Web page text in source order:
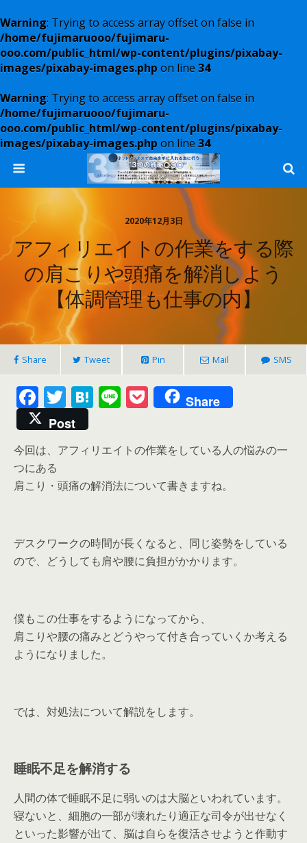
Warning: Trying to access array offset on false in
/home/fujimaruooo/fujimaru-
ooo.com/public_html/wp-content/plugins/pixabay-
images/pixabay-images.php on line 34
Warning: Trying to access array offset on false in
/home/fujimaruooo/fujimaru-
ooo.com/public_html/wp-content/plugins/pixabay-
images/pixabay-images.php on line 34
2020年12月3日
アフィリエイトの作業をする際
の肩こりや頭痛を解消しよう
【体調管理も仕事の内】
Share Tweet Pin Mail SMS
F
ac
e
b
o
T
w
itt
er
H
e
n
a
Li
e
P
ck
et
Share
Post
今回は、アフィリエイトの作業をしている人の悩みの一
つにある
肩こり・頭痛の解消法について書きますね。
デスクワークの時間が長くなると、同じ姿勢をしている
ので、どうしても肩や腰に負担がかかります。
僕もこの仕事をするようになってから、
肩こりや腰の痛みとどうやって付き合っていくか考える
ようになりました。
では、対処法について解説をします。
睡眠不足を解消する
人間の体で睡眠不足に弱いのは大脳といわれています。
寝ないと、細胞の一部が壊れたり適正な司令が出せなく
といった影響が出て、脳は自らを復活させようと作動す